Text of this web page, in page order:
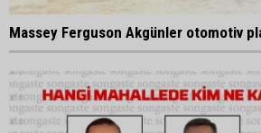
Massey Ferguson Akgünler otomotiv